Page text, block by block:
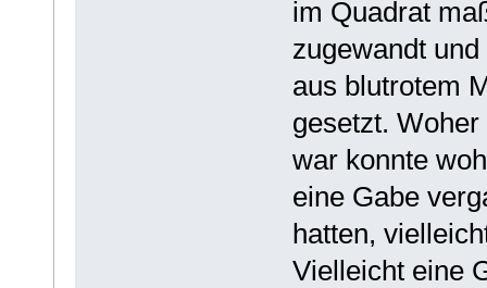
im Quadrat
zugewandt
aus blutrotem
gesetzt.
war konnte
eine Gabe
hatten,
Vielleicht eine